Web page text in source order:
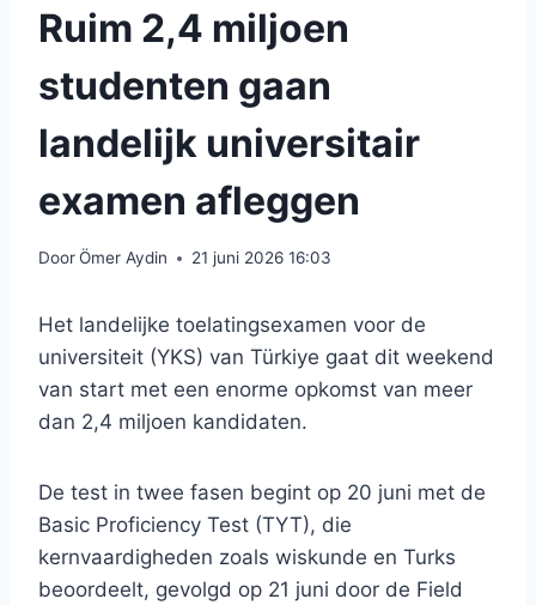
Ruim 2,4 miljoen
studenten gaan
landelijk universitair
examen afleggen
DoorÖmer Aydin 21 juni 2026 16:03
Het landelijke toelatingsexamen voor de
universiteit (YKS) van Türkiye gaat dit weekend
van start met een enorme opkomst van meer
dan 2,4 miljoen kandidaten.
De test in twee fasen begint op 20 juni met de
Basic Proficiency Test (TYT), die
kernvaardigheden zoals wiskunde en Turks
beoordeelt, gevolgd op 21 juni door de Field